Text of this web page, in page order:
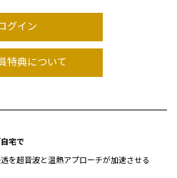
グイン
特典について
宅で
を超音波と温熱アプローチが加速させる